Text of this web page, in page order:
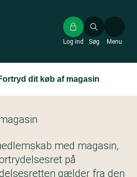
Søg
Log ind Menu
dit køb af magasin
med magasin,
på
gælder fra den